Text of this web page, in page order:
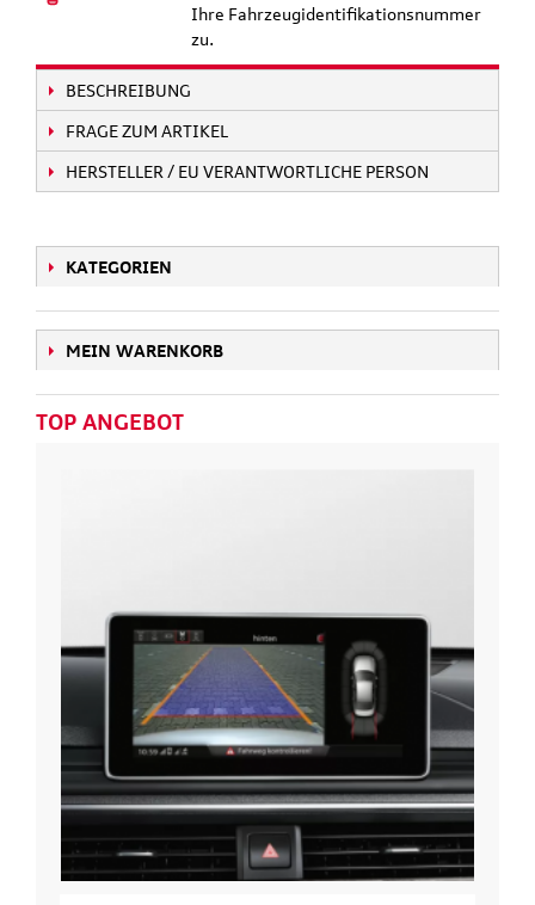
Ihre Fahrzeugidentifikationsnummer
zu.
BESCHREIBUNG
FRAGE ZUM ARTIKEL
HERSTELLER / EU VERANTWORTLICHE PERSON
KATEGORIEN
MEIN WARENKORB
TOP ANGEBOT